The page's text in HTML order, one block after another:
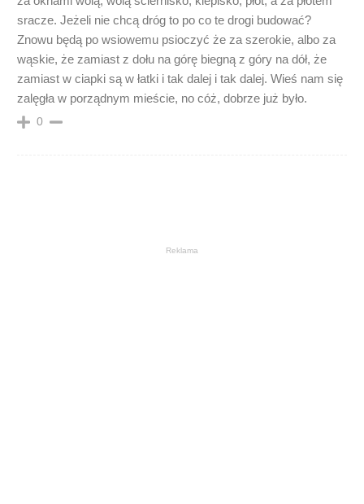
sracze. Jeżeli nie chcą dróg to po co te drogi budować?
Znowu będą po wsiowemu psioczyć że za szerokie, albo za
wąskie, że zamiast z dołu na górę biegną z góry na dół, że
zamiast w ciapki są w łatki i tak dalej i tak dalej. Wieś nam się
zalęgła w porządnym mieście, no cóż, dobrze już było.
0
Reklama